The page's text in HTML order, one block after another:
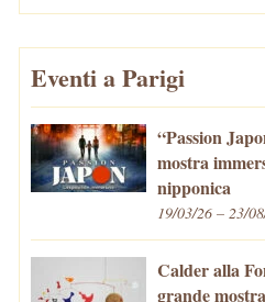
Eventi a Parigi
“Passion
mostra
nipponica
19/03/26 – 23/
Calder alla
grande